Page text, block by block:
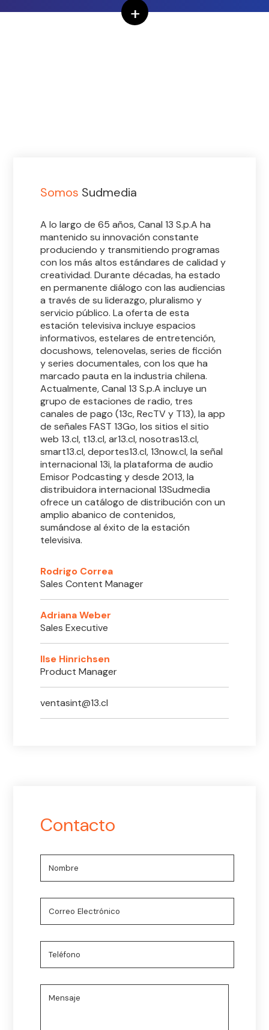
+
Somos Sudmedia
A lo largo de 65 años, Canal 13 S.p.A ha
mantenido su innovación constante
produciendo y transmitiendo programas
con los más altos estándares de calidad y
creatividad. Durante décadas, ha estado
en permanente diálogo con las audiencias
a través de su liderazgo, pluralismo y
servicio público. La oferta de esta
estación televisiva incluye espacios
informativos, estelares de entretención,
docushows, telenovelas, series de ficción
y series documentales, con los que ha
marcado pauta en la industria chilena.
Actualmente, Canal 13 S.p.A incluye un
grupo de estaciones de radio, tres
canales de pago (13c, RecTV y T13), la app
de señales FAST 13Go, los sitios el sitio
web 13.cl, t13.cl, ar13.cl, nosotras13.cl,
smart13.cl, deportes13.cl, 13now.cl, la señal
internacional 13i, la plataforma de audio
Emisor Podcasting y desde 2013, la
distribuidora internacional 13Sudmedia
ofrece un catálogo de distribución con un
amplio abanico de contenidos,
sumándose al éxito de la estación
televisiva.
Rodrigo Correa
Sales Content Manager
Adriana Weber
Sales Executive
Ilse Hinrichsen
Product Manager
ventasint@13.cl
Contacto